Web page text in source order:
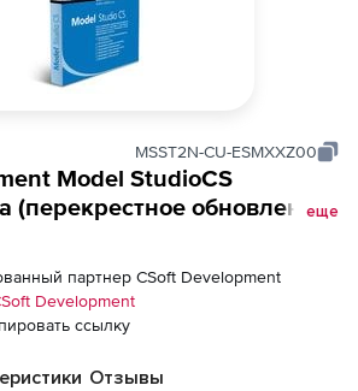
MSST2N-CU-ESMXXZ00
Model StudioCS
(перекрестное обновление
еще
партнер CSoft Development
Development
ссылку
Отзывы